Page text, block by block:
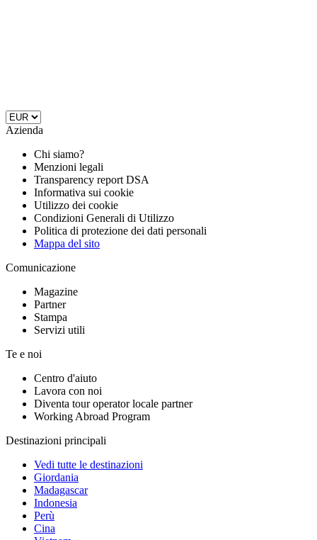
Azienda
Chi siamo?
Menzioni legali
Transparency report DSA
Informativa sui cookie
Utilizzo dei cookie
Condizioni Generali di Utilizzo
Politica di protezione dei dati personali
Mappa del sito
Comunicazione
Magazine
Partner
Stampa
Servizi utili
Te e noi
Centro d'aiuto
Lavora con noi
Diventa tour operator locale partner
Working Abroad Program
Destinazioni principali
Vedi tutte le destinazioni
Giordania
Madagascar
Indonesia
Perù
Cina